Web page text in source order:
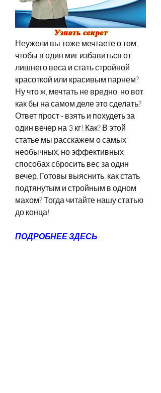
Неужели вы тоже мечтаете о том,
чтобы в один миг избавиться от
лишнего веса и стать стройной
красоткой или красивым парнем?
Ну что ж, мечтать не вредно, но вот
как бы на самом деле это сделать?
Ответ прост - взять и похудеть за
один вечер на 3 кг! Как? В этой
статье мы расскажем о самых
необычных, но эффективных
способах сбросить вес за один
вечер. Готовы выяснить, как стать
подтянутым и стройным в одном
махом? Тогда читайте нашу статью
до конца!
ПОДРОБНЕЕ ЗДЕСЬ